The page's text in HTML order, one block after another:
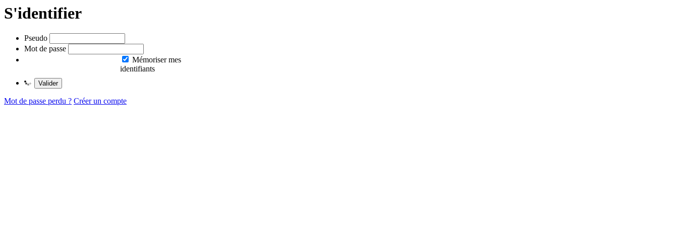
S'identifier
Pseudo
Mot de passe
Mémoriser mes
identifiants
Valider
Mot de passe perdu ? Créer un compte